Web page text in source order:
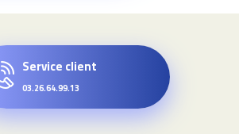
Service client
03.26.64.99.13